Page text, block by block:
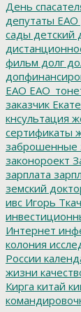
День
депутаты ЕАО
сады детский
фильм долг
ЕАО
заказчик
кнсультация
сертификаты
заброшенные
законороект
зарплата
земский
ивс Игорь
Интернет
колония
России
жизни
Кирга китай